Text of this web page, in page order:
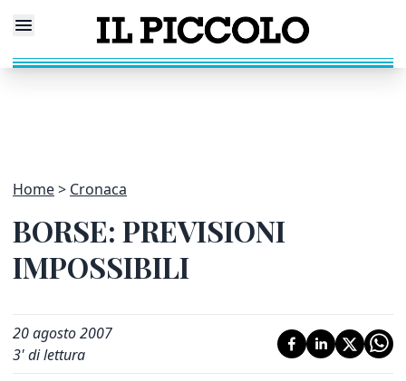
Home Cronaca
BORSE: PREVISIONI
IMPOSSIBILI
20 agosto 2007
3' di lettura